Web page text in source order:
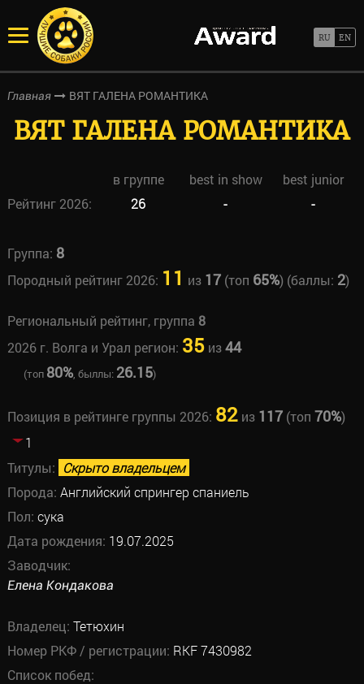
Главная ВЯТ ГАЛЕНА РОМАНТИКА
ВЯТ ГАЛЕНА РОМАНТИКА
в группе best in show
best junior
Рейтинг 2026:
26 - -
Группа: 8
Породный рейтинг 2026: 11 из 17(топ 65%) (баллы: 2)
Региональный рейтинг, группа 8
2026 г. Волга и Урал регион: 35из44
(топ 80%, быллы: 26.15)
Позиция в рейтинге группы 2026: 82из 117(топ 70%)
1
Титулы: Скрыто владельцем
Порода: Английский спрингер спаниель
Пол: сука
Дата рождения: 19.07.2025
Заводчик:
Елена Кондакова
Владелец: Тетюхин
Номер РКФ / регистрации: RKF 7430982
Список побед: